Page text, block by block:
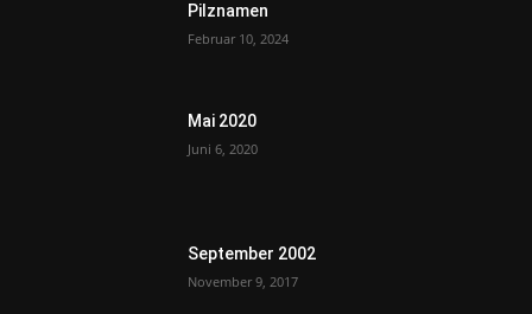
Pilznamen
Februar 10, 2024
Mai 2020
Juni 6, 2020
September 2002
November 9, 2017